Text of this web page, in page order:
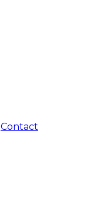
Contact